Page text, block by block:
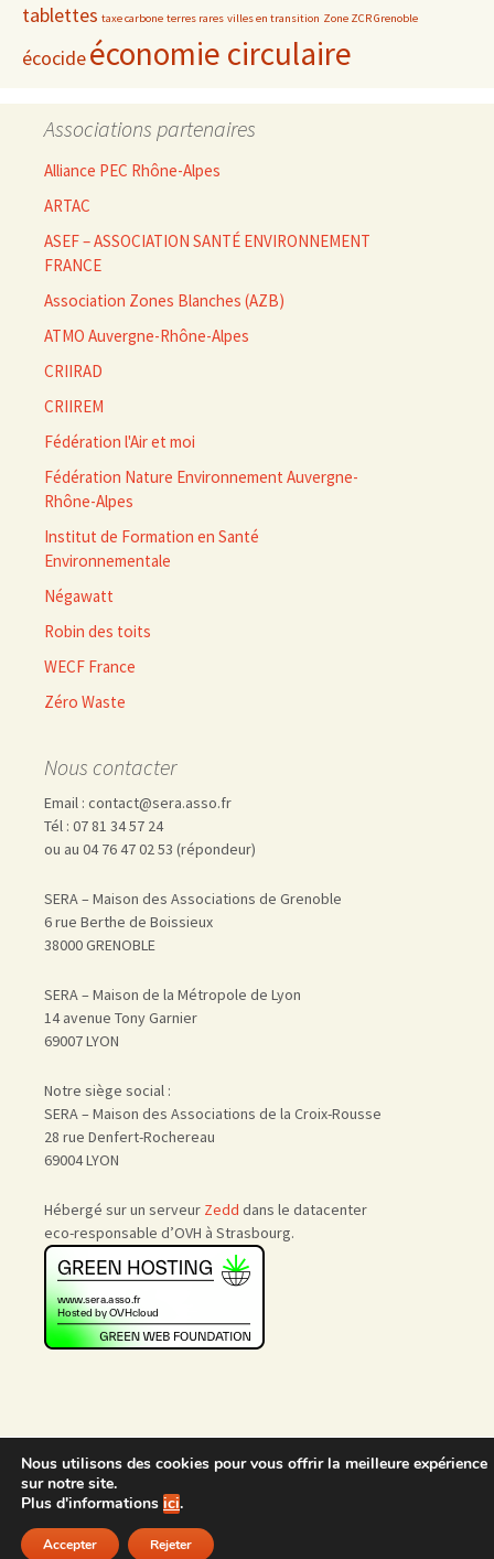
tablettes taxe carbone terres rares villes en transition Zone ZCR Grenoble
écocideéconomie circulaire
Associations partenaires
Alliance PEC Rhône-Alpes
ARTAC
ASEF – ASSOCIATION SANTÉ ENVIRONNEMENT
FRANCE
Association Zones Blanches (AZB)
ATMO Auvergne-Rhône-Alpes
CRIIRAD
CRIIREM
Fédération l'Air et moi
Fédération Nature Environnement Auvergne-
Rhône-Alpes
Institut de Formation en Santé
Environnementale
Négawatt
Robin des toits
WECF France
Zéro Waste
Nous contacter
Email : contact@sera.asso.fr
Tél : 07 81 34 57 24
ou au 04 76 47 02 53 (répondeur)
SERA – Maison des Associations de Grenoble
6 rue Berthe de Boissieux
38000 GRENOBLE
SERA – Maison de la Métropole de Lyon
14 avenue Tony Garnier
69007 LYON
Notre siège social :
SERA – Maison des Associations de la Croix-Rousse
28 rue Denfert-Rochereau
69004 LYON
Hébergé sur un serveur Zedd dans le datacenter
eco-responsable d’OVH à Strasbourg.
Accueil | Nous rejoindre
Admin
Nous utilisons des cookies pour vous offrir la meilleure expérience
sur notre site.
Plus d'informations ici.
Accepter Rejeter